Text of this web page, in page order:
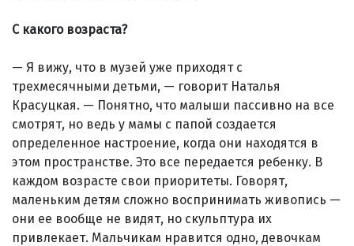
С какого возраста?
— Я вижу, что в музей уже приходят с
трехмесячными детьми, — говорит Наталья
Красуцкая. — Понятно, что малыши пассивно на все
смот­рят, но ведь у мамы с папой создается
определенное настроение, когда они находятся в
этом пространстве. Это все передается ребенку. В
каж­дом возрасте свои приоритеты. Говорят,
маленьким детям сложно воспринимать жи­вопись —
они ее вообще не видят, но скульптура их
привлекает. Мальчикам нравится одно, девочкам